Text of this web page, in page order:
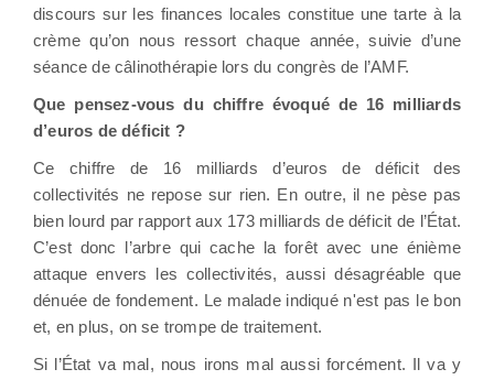
discours sur les finances locales constitue une tarte à la
crème qu’on nous ressort chaque année, suivie d’une
séance de câlinothérapie lors du congrès de l’AMF.
Que pensez-vous du chiffre évoqué de 16 milliards
d’euros de déficit ?
Ce chiffre de 16 milliards d’euros de déficit des
collectivités ne repose sur rien. En outre, il ne pèse pas
bien lourd par rapport aux 173 milliards de déficit de l’État.
C’est donc l’arbre qui cache la forêt avec une énième
attaque envers les collectivités, aussi désagréable que
dénuée de fondement. Le malade indiqué n'est pas le bon
et, en plus, on se trompe de traitement.
Si l’État va mal, nous irons mal aussi forcément. Il va y